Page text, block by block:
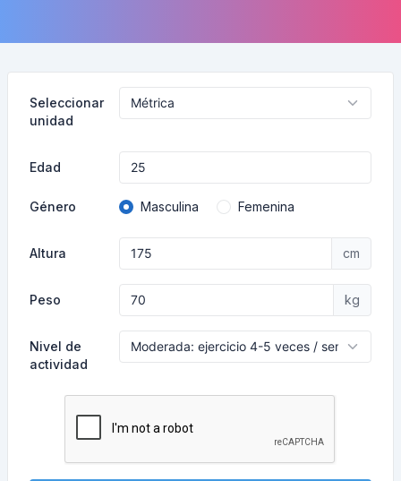
Seleccionar
unidad
Edad
Género Masculina Femenina
Altura cm
Peso kg
Nivel de
actividad